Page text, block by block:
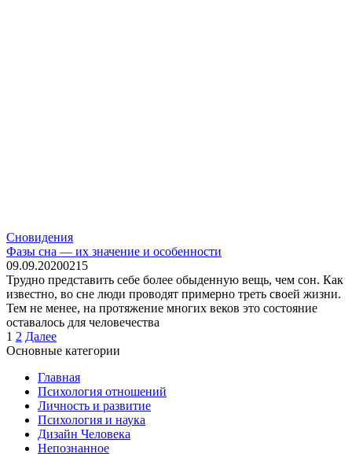
Сновидения
Фазы сна — их значение и особенности
09.09.20200215
Трудно представить себе более обыденную вещь, чем сон. Как
известно, во сне люди проводят примерно треть своей жизни.
Тем не менее, на протяжение многих веков это состояние
оставалось для человечества
Пагинация
записей
1 2 Далее
Основные категории
Главная
Психология отношений
Личность и развитие
Психология и наука
Дизайн Человека
Непознанное